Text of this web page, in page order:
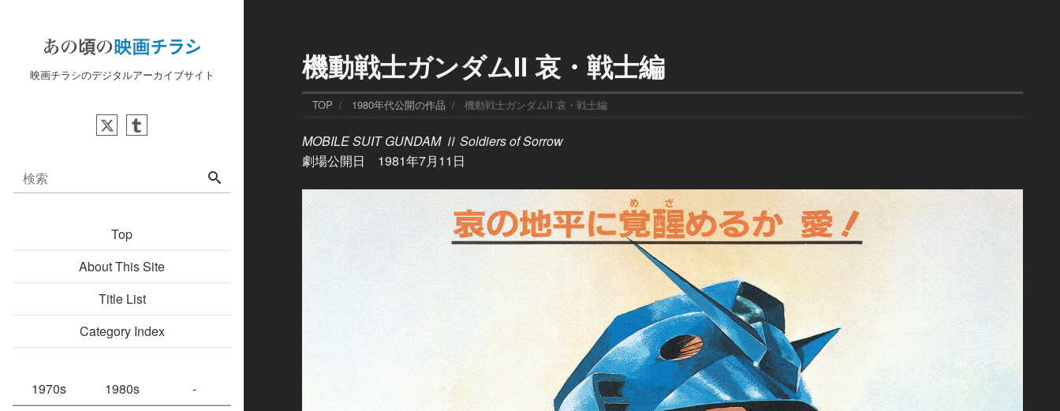
映画チラシのデジタルアーカイブサイト
Top
About This Site
Title List
Category Index
1970s 1980s -
機動戦士ガンダムII 哀・戦士編
TOP 1980年代公開の作品 機動戦士ガンダムII 哀・戦士編
MOBILE SUIT GUNDAM Ⅱ Soldiers of Sorrow
劇場公開日 1981年7月11日